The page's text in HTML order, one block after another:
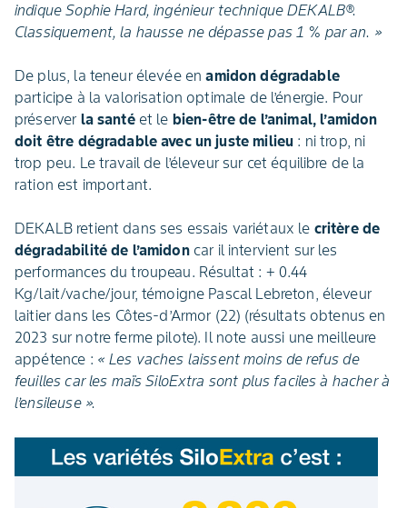
indique Sophie Hard, ingénieur technique DEKALB®.
Classiquement, la hausse ne dépasse pas 1 % par an. »
De plus, la teneur élevée enamidon dégradable
participe à la valorisation optimale de l’énergie. Pour
préserver la santéet le bien-être de l’animal, l’amidon
doit être dégradable avec un juste milieu : ni trop, ni
trop peu. Le travail de l’éleveur sur cet équilibre de la
ration est important.
DEKALB retient dans ses essais variétaux le critère de
dégradabilité de l’amidoncar il intervient sur les
performances du troupeau. Résultat : + 0.44
Kg/lait/vache/jour, témoigne Pascal Lebreton, éleveur
laitier dans les Côtes-d’Armor (22) (résultats obtenus en
2023 sur notre ferme pilote). Il note aussi une meilleure
appétence : « Les vaches laissent moins de refus de
feuilles car les maïs SiloExtra sont plus faciles à hacher à
l’ensileuse ».